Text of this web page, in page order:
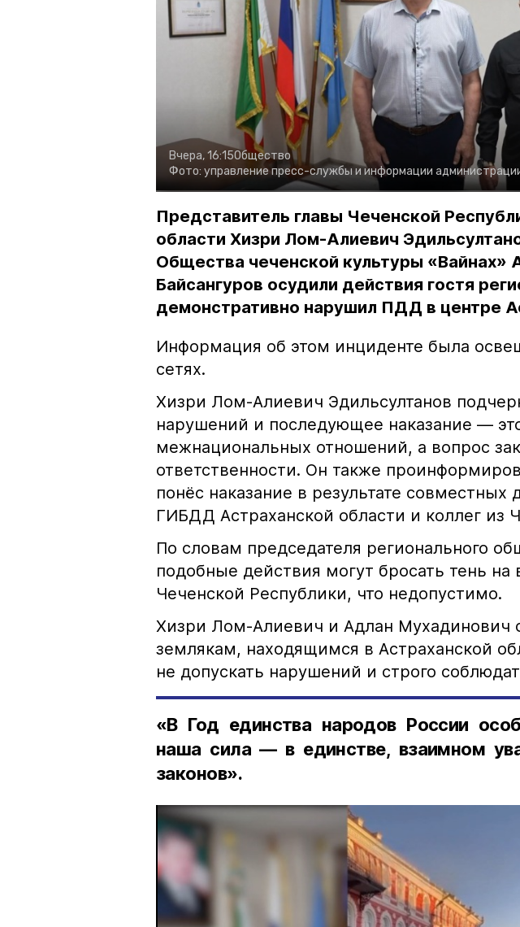
Вчера, 16:15Общество
Фото: управление пресс-службы и информации
Представитель главы Чеченской
области Хизри Лом-Алиевич
Общества чеченской культуры «Вайнах»
Байсангуров осудили действия гостя
демонстративно нарушил ПДД в центре
Информация об этом инциденте была
сетях.
Хизри Лом-Алиевич Эдильсултанов
нарушений и последующее наказание —
межнациональных отношений, а вопрос
ответственности. Он также
понёс наказание в результате совместных
ГИБДД Астраханской области и коллег из
По словам председателя регионального
подобные действия могут бросать тень на
Чеченской Республики, что недопустимо.
Хизри Лом-Алиевич и Адлан Мухадинович
землякам, находящимся в Астраханской
не допускать нарушений и строго
«В Год единства народов России
наша сила — в единстве, взаимном
законов».